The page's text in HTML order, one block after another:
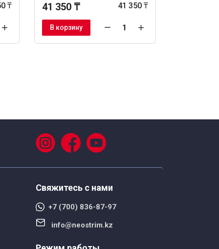
₸ 41 350 ₸ 41 350 ₸
В корзину
Свяжитесь с нами
+7 (700) 836-87-97
info@neostrim.kz